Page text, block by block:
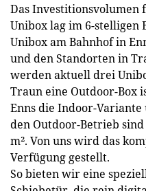
Das
Unibox lag im 6-
Unibox am Bahnhof in
und den Standorten in
werden aktuell drei
Traun eine Outdoor-Box
Enns die Indoor-
den Outdoor-Betrieb
m². Von uns wird das
Verfügung gestellt.
So bieten wir eine